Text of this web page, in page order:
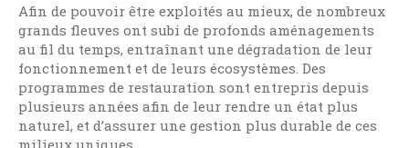
Afin de pouvoir être exploités au mieux, de nombreux
grands fleuves ont subi de profonds aménagements
au fil du temps, entraînant une dégradation de leur
fonctionnement et de leurs écosystèmes. Des
programmes de restauration sont entrepris depuis
plusieurs années afin de leur rendre un état plus
naturel, et d’assurer une gestion plus durable de ces
milieux uniques.